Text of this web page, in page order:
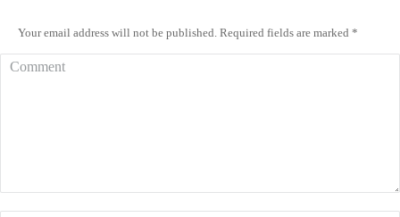
Your email address will not be published. Required fields are marked *
Comment